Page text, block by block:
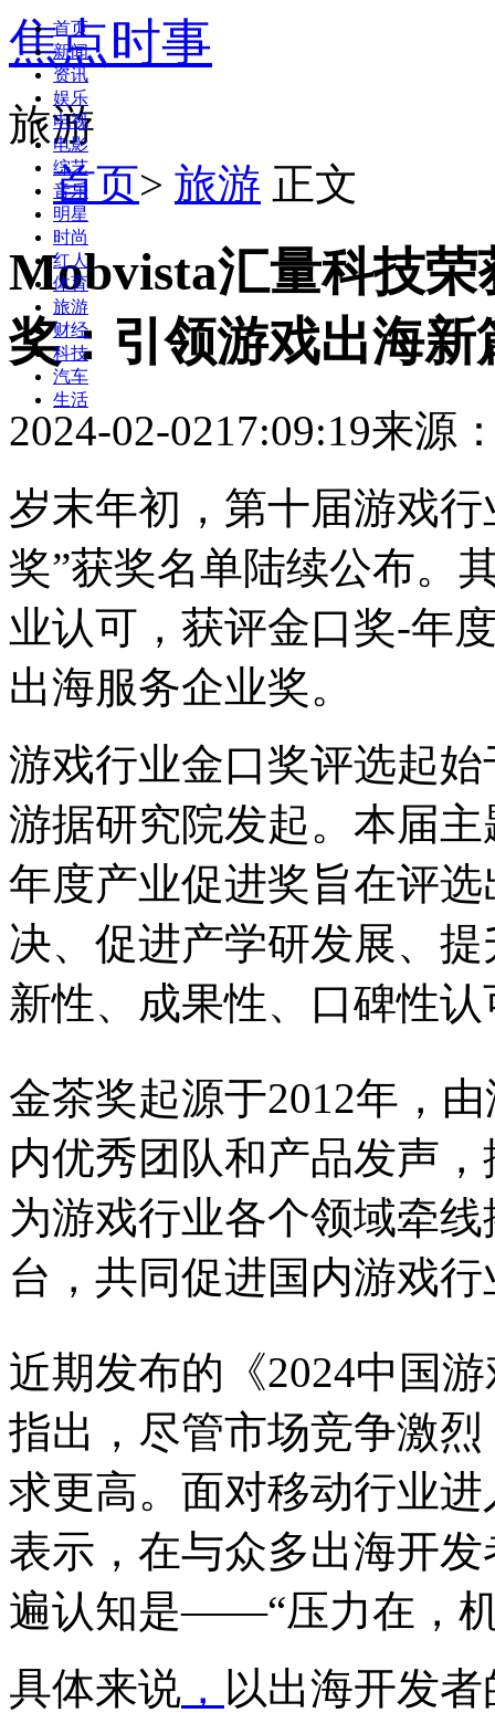
首页
新闻
资讯
娱乐
电视
电影
综艺
音乐
明星
时尚
红人
体育
旅游
财经
科技
汽车
生活
焦点时事
旅游
首页> 旅游 正文
Mobvista汇量科技
奖：引领游戏出海新
2024-02-0217:09:19来源
岁末年初，第十届游戏
奖”获奖名单陆续公布。
业认可，获评金口奖-年
出海服务企业奖。
游戏行业金口奖评选起
游据研究院发起。本届
年度产业促进奖旨在评
决、促进产学研发展、
新性、成果性、口碑性
金茶奖起源于2012年，
内优秀团队和产品发声
为游戏行业各个领域牵
台，共同促进国内游戏
近期发布的《2024中国
指出，尽管市场竞争激
求更高。面对移动行业
表示，在与众多出海开
遍认知是——“压力在，
具体来说 ， 以出海开发